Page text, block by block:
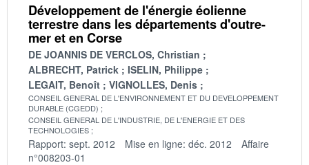
Développement de l'énergie éolienne
terrestre dans les départements d'outre-
mer et en Corse
DE JOANNIS DE VERCLOS, Christian
ALBRECHT, Patrick
ISELIN, Philippe
LEGAIT, Benoît
VIGNOLLES, Denis
CONSEIL GENERAL DE L'ENVIRONNEMENT ET DU DEVELOPPEMENT
DURABLE (CGEDD)
CONSEIL GENERAL DE L'INDUSTRIE, DE L'ENERGIE ET DES
TECHNOLOGIES
Rapport: sept. 2012 Mise en ligne: déc. 2012
Affaire
n°008203-01